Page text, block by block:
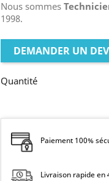
Nous sommes
1998.
DEMANDER UN
Quantité
Paiement 100%
Livraison rapide en